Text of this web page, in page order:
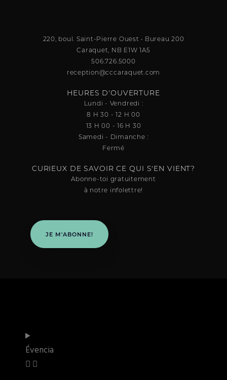
220, boul. Saint-Pierre Ouest • Bureau 200
Caraquet, NB E1W 1A5
506.726.5000
reception@cccaraquet.com
HEURES D'OUVERTURE
Lundi - Vendredi :
8 H 30 - 12 H 00
13 H 00 - 16 H 30
Samedi - Dimanche :
Fermé
CURIEUX DE SAVOIR CE QUI S'EN VIENT?
Abonne-toi gratuitement
à notre infolettre!
JE M'ABONNE!
Évencia